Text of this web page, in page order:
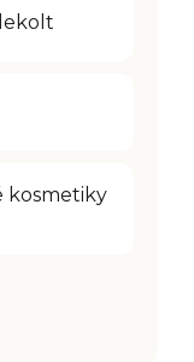
kosmetiky